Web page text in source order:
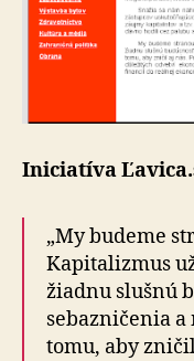
Iniciatíva
„My budeme
Kapitalizmus
žiadnu slušnú
sebazničenia
tomu, aby